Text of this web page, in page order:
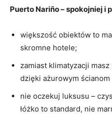
Puerto Nariño – spokojniej i
większość obiektów to
skromne hotele;
zamiast klimatyzacji masz
dzięki ażurowym ścianom
nie oczekuj luksusu –
łóżko to standard, nie